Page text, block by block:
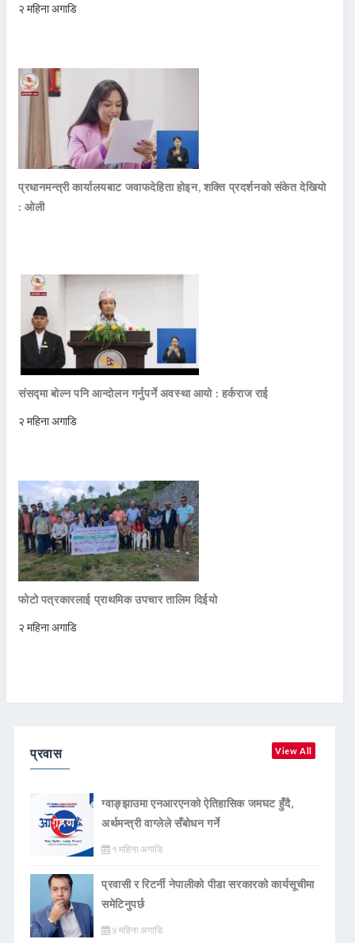
२ महिना अगाडि
प्रधानमन्त्री कार्यालयबाट जवाफदेहिता होइन, शक्ति प्रदर्शनको संकेत देखियो
: ओली
संसद्मा बोल्न पनि आन्दोलन गर्नुपर्ने अवस्था आयो : हर्कराज राई
२ महिना अगाडि
फोटो पत्रकारलाई प्राथमिक उपचार तालिम दिईयो
२ महिना अगाडि
प्रवास View All
ग्वाङ्झाउमा एनआरएनको ऐतिहासिक जमघट हुँदै,
अर्थमन्त्री वाग्लेले सँबोधन गर्ने
१ महिना अगाडि
प्रवासी र रिटर्नी नेपालीको पीडा सरकारको कार्यसूचीमा
समेटिनुपर्छ
४ महिना अगाडि